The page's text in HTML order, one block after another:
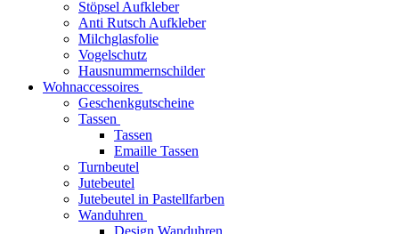
Stöpsel Aufkleber
Anti Rutsch Aufkleber
Milchglasfolie
Vogelschutz
Hausnummernschilder
Wohnaccessoires
Geschenkgutscheine
Tassen
Tassen
Emaille Tassen
Turnbeutel
Jutebeutel
Jutebeutel in Pastellfarben
Wanduhren
Design Wanduhren